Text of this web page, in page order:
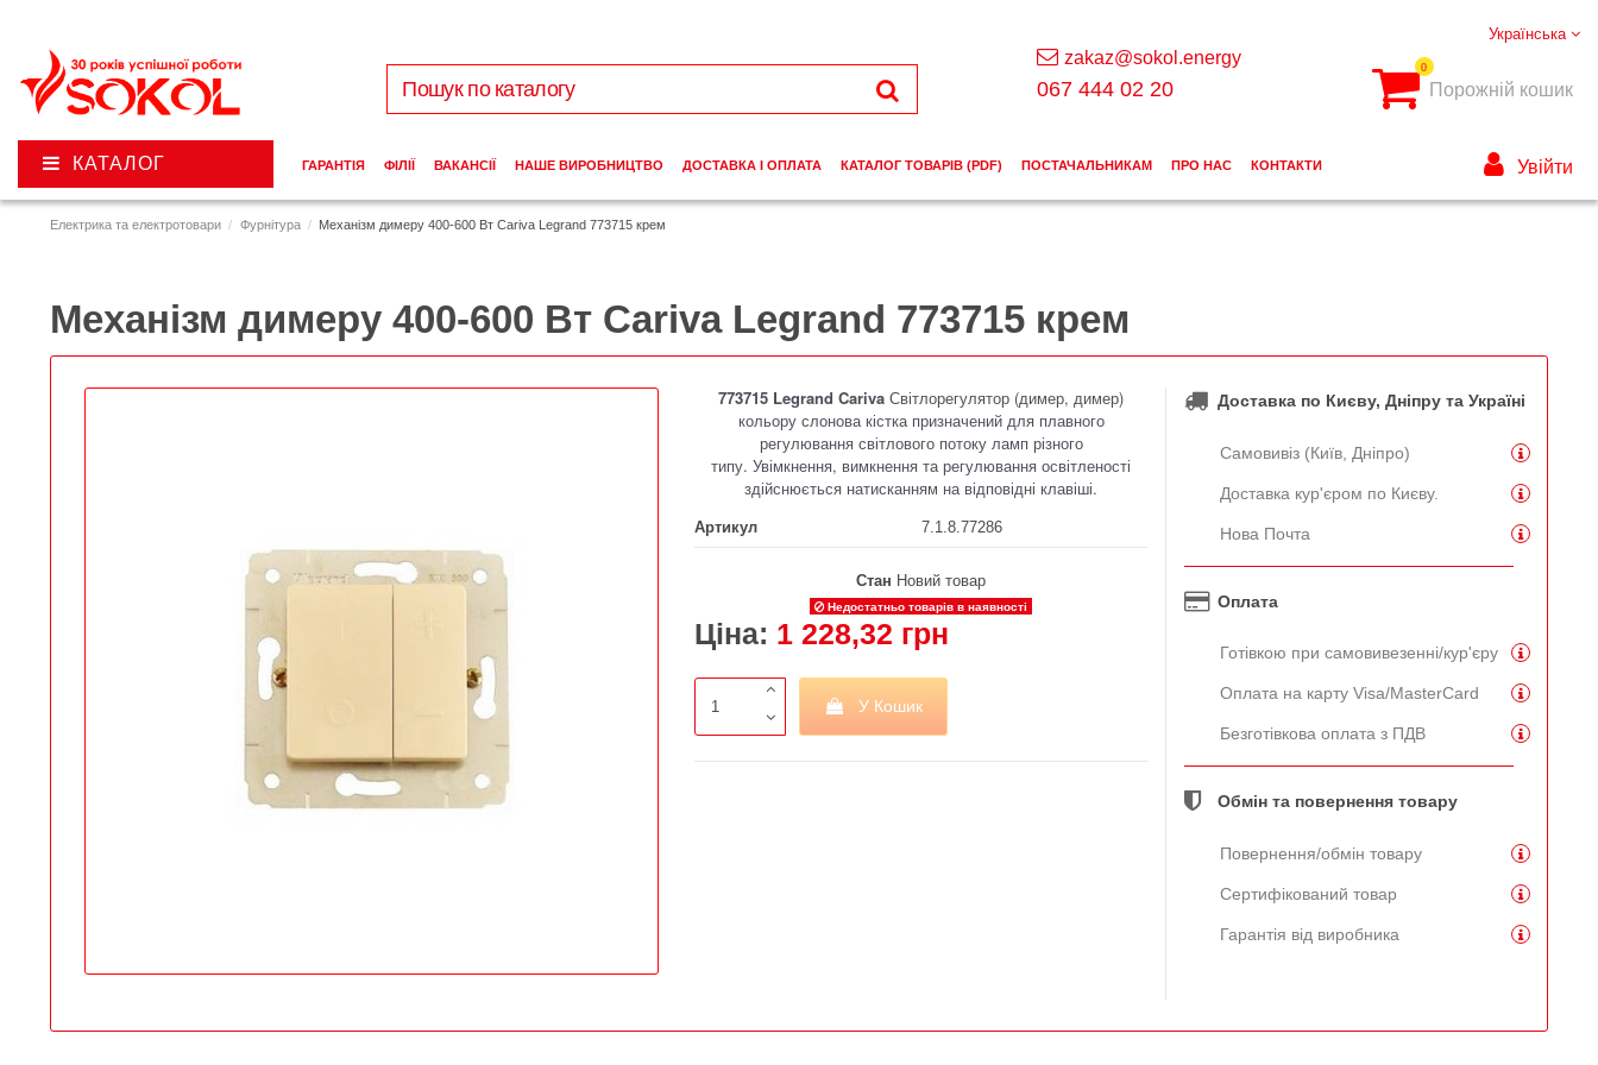
Електрика та електротовари Фурнітура Механізм димеру 400-600 Вт Cariva Legrand 773715 крем
Механізм димеру 400-600 Вт Cariva Legrand 773715 крем
773715 Legrand Cariva Світлорегулятор (димер, димер)
кольору слонова кістка призначений для плавного
регулювання світлового потоку ламп різного
типу.Увімкнення, вимкнення та регулювання освітленості
здійснюється натисканням на відповідні клавіші.
Артикул 7.1.8.77286
Стан Новий товар
Недостатньо товарів в наявності
Ціна: 1 228,32 грн
У Кошик
Доставка по Києву, Дніпру та Україні
Самовивіз (Київ, Дніпро)
Доставка кур'єром по Києву.
Нова Почта
Оплата
Готівкою при самовивезенні/кур'єру
Оплата на карту Visa/MasterCard
Безготівкова оплата з ПДВ
Обмін та повернення товару
Повернення/обмін товару
Сертифікований товар
Гарантія від виробника
Українська
zakaz@sokol.energy
067 444 02 20
0
Порожній кошик
КАТАЛОГ ГАРАНТІЯ ФІЛІЇ ВАКАНСІЇ НАШЕ ВИРОБНИЦТВО ДОСТАВКА І ОПЛАТА КАТАЛОГ ТОВАРІВ (PDF) ПОСТАЧАЛЬНИКАМ ПРО НАС КОНТАКТИ Увійти